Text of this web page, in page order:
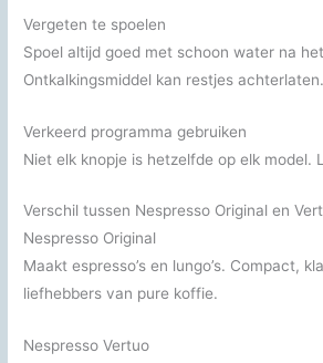
Vergeten te spoelen
Spoel altijd goed met schoon water na
Ontkalkingsmiddel kan restjes achterlaten.
Verkeerd programma gebruiken
Niet elk knopje is hetzelfde op elk model.
Verschil tussen Nespresso Original en
Nespresso Original
Maakt espresso’s en lungo’s. Compact,
liefhebbers van pure koffie.
Nespresso Vertuo